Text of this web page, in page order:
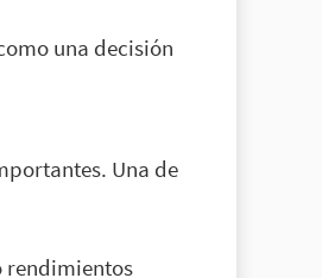
una decisión
Una de
rendimientos